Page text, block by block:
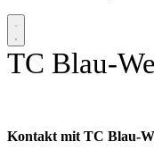
TC Blau-
Kontakt mit TC Blau-